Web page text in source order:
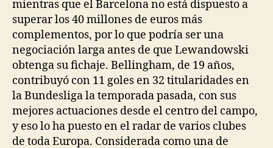
mientras que el Barcelona no está dispuesto a
superar los 40 millones de euros más
complementos, por lo que podría ser una
negociación larga antes de que Lewandowski
obtenga su fichaje. Bellingham, de 19 años,
contribuyó con 11 goles en 32 titularidades en
la Bundesliga la temporada pasada, con sus
mejores actuaciones desde el centro del campo,
y eso lo ha puesto en el radar de varios clubes
de toda Europa. Considerada como una de